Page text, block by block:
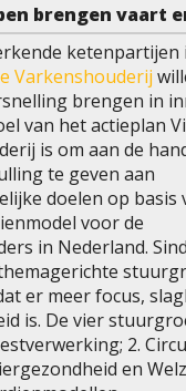
brengen vaart
ketenpartijen
Varkenshouderij
brengen in
van het actieplan
is om aan de
te geven aan
doelen op basis
voor de
in Nederland.
er meer focus,
is. De vier
2.
en